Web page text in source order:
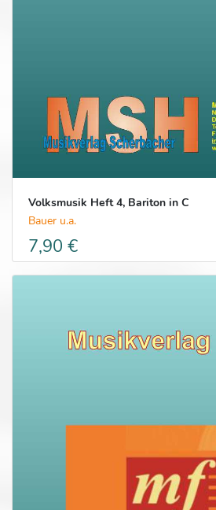
Volksmusik Heft 4, Bariton in C
Bauer u.a.
7,90 €